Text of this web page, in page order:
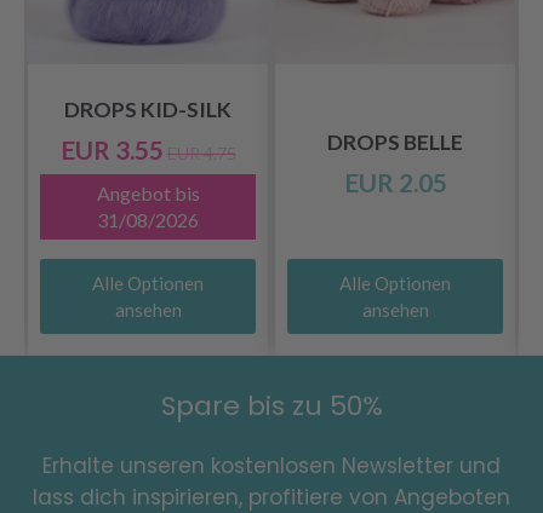
DROPS KID-SILK
EUR 3.55 EUR 4.75
Angebot bis
31/08/2026
Alle Optionen
ansehen
DROPS BELLE
EUR 2.05
Alle Optionen
ansehen
Spare bis zu 50%
Erhalte unseren kostenlosen Newsletter und
lass dich inspirieren, profitiere von Angeboten